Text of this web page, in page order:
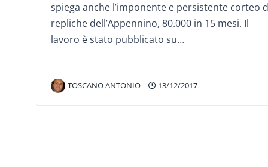
spiega anche l’imponente e persistente corteo
repliche dell’Appennino, 80.000 in 15 mesi. Il
lavoro è stato pubblicato su…
TOSCANO ANTONIO 13/12/2017